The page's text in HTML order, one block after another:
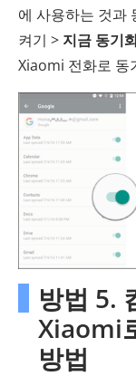
에 사용하는 것과
켜기 > 지금 동기
Xiaomi 전화로 동
방법 5.
Xiaomi
방법